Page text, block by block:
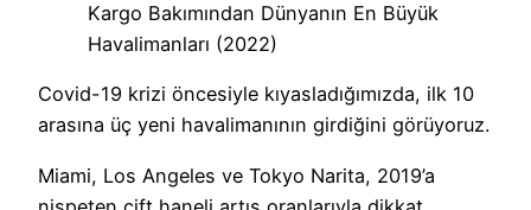
Kargo Bakımından Dünyanın En Büyük
Havalimanları (2022)
Covid-19 krizi öncesiyle kıyasladığımızda, ilk 10
arasına üç yeni havalimanının girdiğini görüyoruz.
Miami, Los Angeles ve Tokyo Narita, 2019’a